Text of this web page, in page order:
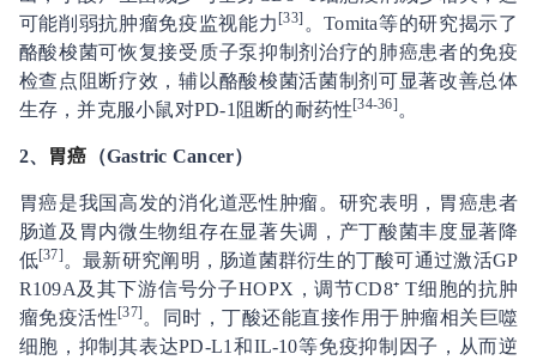
可能削弱抗肿瘤免疫监视能力 [33] 。Tomita等的研究揭示了
酪酸梭菌可恢复接受质子泵抑制剂治疗的肺癌患者的免疫
检查点阻断疗效，辅以酪酸梭菌活菌制剂可显著改善总体
生存，并克服小鼠对PD-1阻断的耐药性[34-36] 。
2、 胃癌 （Gastric Cancer）
胃癌是我国高发的消化道恶性肿瘤。研究表明，胃癌患者
肠道及胃内微生物组存在显著失调，产丁酸菌丰度显著降
低[37] 。最新研究阐明，肠道菌群衍生的丁酸可通过激活GP
R109A及其下游信号分子HOPX，调节CD8⁺ T细胞的抗肿
瘤免疫活性[37] 。同时，丁酸还能直接作用于肿瘤相关巨噬
细胞，抑制其表达PD-L1和IL-10等免疫抑制因子，从而逆